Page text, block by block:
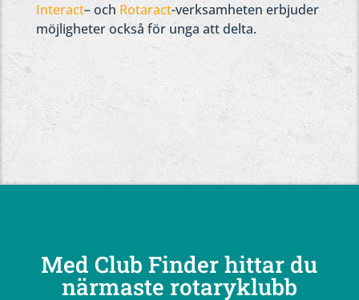
Interact– och Rotaract-verksamheten erbjuder
möjligheter också för unga att delta.
Med Club Finder hittar du
närmaste rotaryklubb